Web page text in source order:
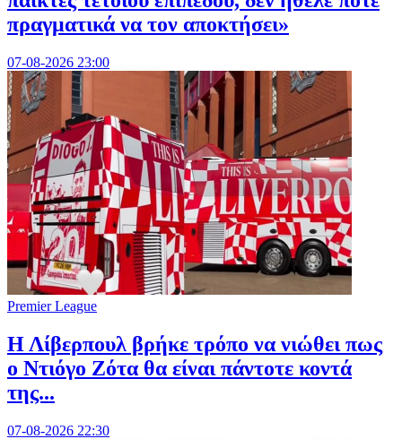
πραγματικά να τον αποκτήσει»
07-08-2026 23:00
Premier League
Η Λίβερπουλ βρήκε τρόπο να νιώθει πως
ο Ντιόγο Ζότα θα είναι πάντοτε κοντά
της...
07-08-2026 22:30